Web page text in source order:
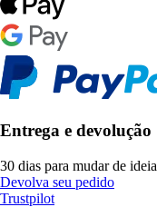
Entrega e devolução
30 dias para mudar de ideia
Devolva seu pedido
Trustpilot